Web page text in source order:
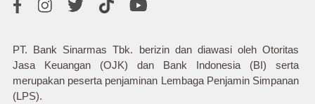
PT. Bank Sinarmas Tbk. berizin dan diawasi oleh Otoritas
Jasa Keuangan (OJK) dan Bank Indonesia (BI) serta
merupakan peserta penjaminan Lembaga Penjamin Simpanan
(LPS).